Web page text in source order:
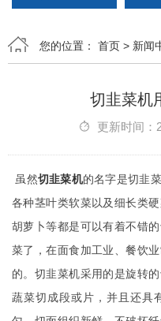
您的位置： 首页 > 新闻
切韭菜机
更新时间：
虽然切韭菜机的名字是切韭
各种茎叶类软菜以及细长类
胡萝卜等都是可以有着不错
菜了，在面食加工业、餐饮
的。切韭菜机采用的是旋转
蔬菜切成段或片，并且还具